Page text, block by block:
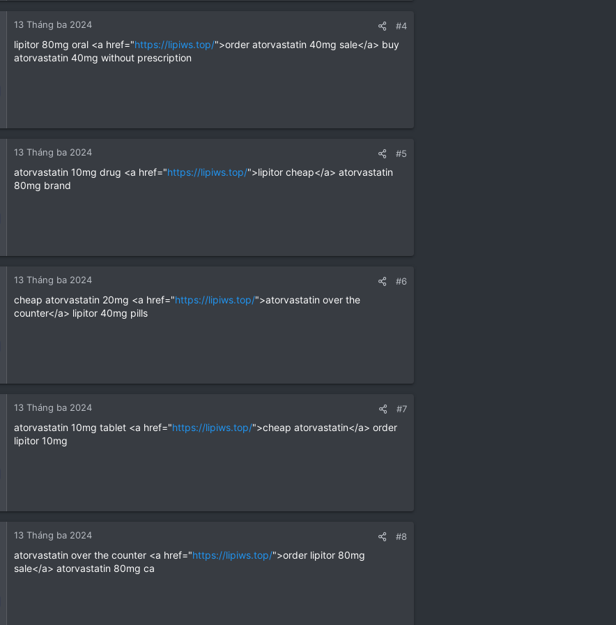
13 Tháng ba 2024 #4
lipitor 80mg oral <a href="https://lipiws.top/">order atorvastatin 40mg sale</a> buy
atorvastatin 40mg without prescription
13 Tháng ba 2024 #5
atorvastatin 10mg drug <a href="https://lipiws.top/">lipitor cheap</a> atorvastatin
80mg brand
13 Tháng ba 2024 #6
cheap atorvastatin 20mg <a href="https://lipiws.top/">atorvastatin over the
counter</a> lipitor 40mg pills
13 Tháng ba 2024 #7
atorvastatin 10mg tablet <a href="https://lipiws.top/">cheap atorvastatin</a> order
lipitor 10mg
13 Tháng ba 2024 #8
atorvastatin over the counter <a href="https://lipiws.top/">order lipitor 80mg
sale</a> atorvastatin 80mg ca